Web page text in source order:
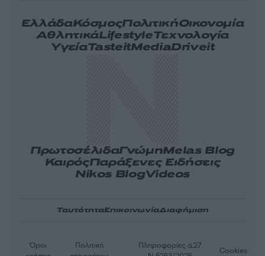
ΕλλάδαΚόσμοςΠολιτικήΟικονομία
ΑθλητικάLifestyleΤεχνολογία
ΥγείαTasteitMediaDriveit
ΠρωτοσέλιδαΓνώμηMelas Blog
ΚαιρόςΠαράξενες Ειδήσεις
Nikos BlogVideos
ΤαυτότηταΕπικοινωνίαΔιαφήμιση
Όροι
Πολιτική
Πληροφορίες α.27
Cookies